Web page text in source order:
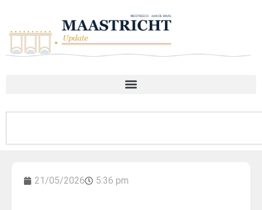
21/05/2026 5:36 pm